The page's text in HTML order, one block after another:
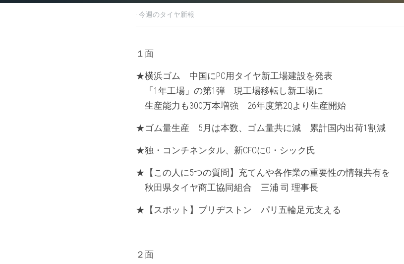
2024年7月8日·今週のタイヤ新報
１面
★横浜ゴム　中国にPC用タイヤ新工場建設を発表
「1年工場」の第1弾　現工場移転し新工場に
生産能力も300万本増強　26年度第2Qより生産開始
★ゴム量生産　5月は本数、ゴム量共に減　累計国内出荷1割減
★独・コンチネンタル、新CFOにO・シック氏
★【この人に5つの質問】充てんや各作業の重要性の情報共有を
秋田県タイヤ商工協同組合　三浦 司 理事長
★【スポット】ブリヂストン　パリ五輪足元支える
２面